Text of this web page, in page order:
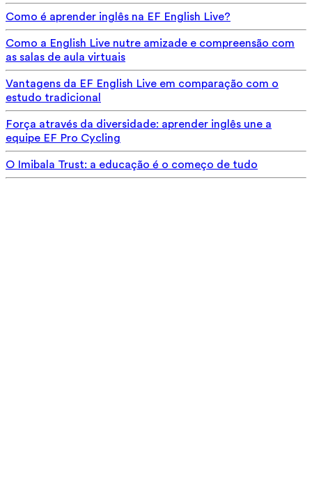
Como é aprender inglês na EF English Live?
Como a English Live nutre amizade e compreensão com
as salas de aula virtuais
Vantagens da EF English Live em comparação com o
estudo tradicional
Força através da diversidade: aprender inglês une a
equipe EF Pro Cycling
O Imibala Trust: a educação é o começo de tudo